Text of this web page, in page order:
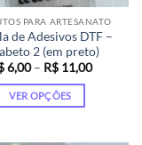
página
do
produto
PARA ARTESANATO
de Adesivos DTF –
2 (em preto)
6,00 – R$11,00Faixa
VER OPÇÕES